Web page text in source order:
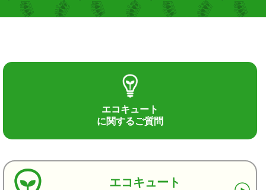
エコキュート
に関するご質問
エコキュート